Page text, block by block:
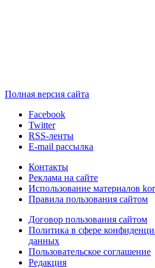
Полная версия сайта
Facebook
Twitter
RSS-ленты
E-mail рассылка
Контакты
Реклама на сайте
Использование материалов
Правила пользования сайтом
Договор пользования сайтом
Политика в сфере
данных
Пользовательское соглашение
Редакция